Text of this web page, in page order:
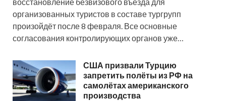
организованных туристов в составе тургрупп
произойдёт после 8 февраля. Все основные
согласования контролирующих органов уже…
США призвали Турцию
запретить полёты из РФ на
самолётах американского
производства